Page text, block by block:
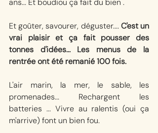
ans... Et boudiou ça fait du bien .
Et goûter, savourer, déguster.... C'est un
vrai plaisir et ça fait pousser des
tonnes d'idées... Les menus de la
rentrée ont été remanié 100 fois.
L'air marin, la mer, le sable, les
promenades... Rechargent les
batteries ... Vivre au ralentis (oui ça
m'arrive) font un bien fou.